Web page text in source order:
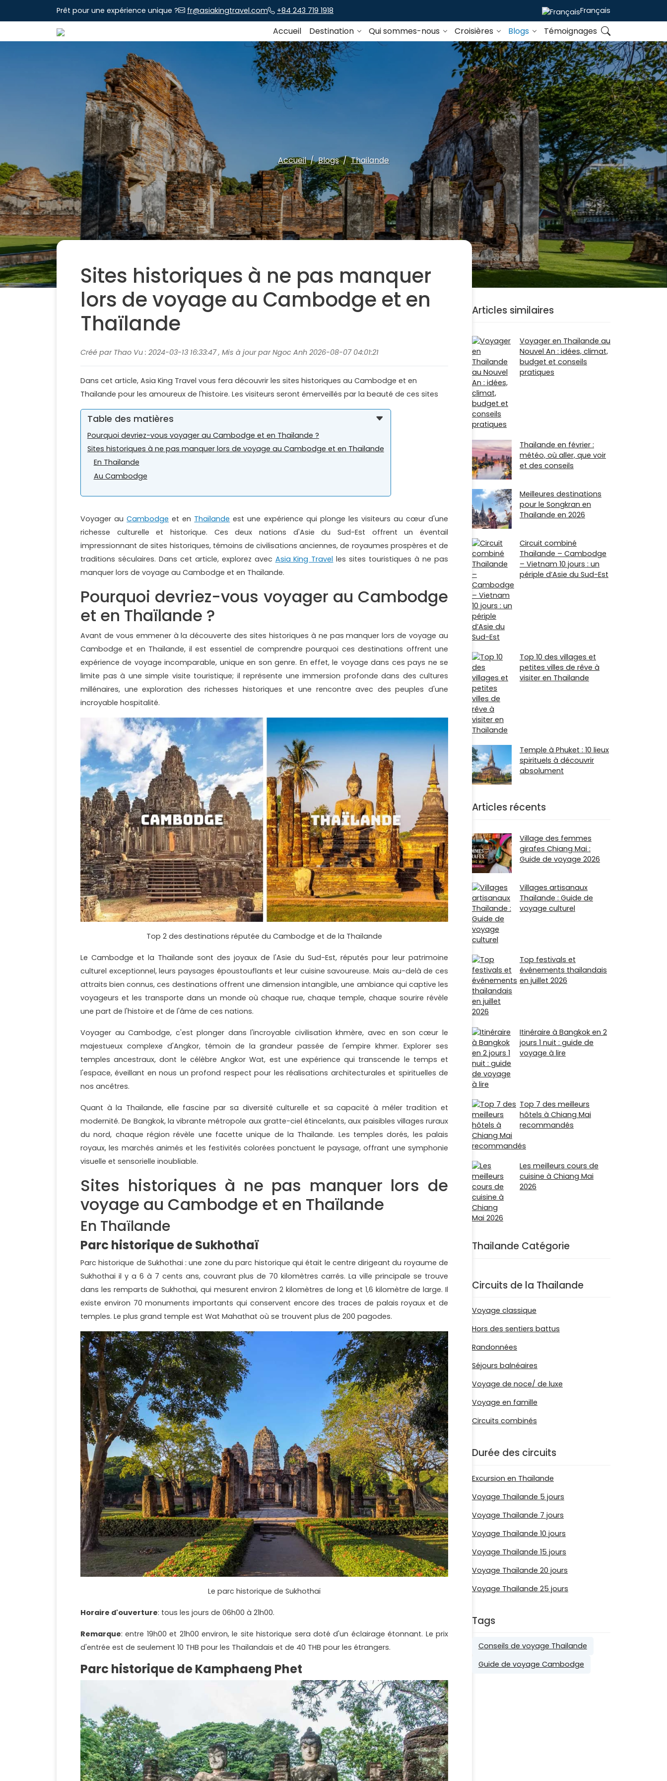
Prêt pour une expérience unique ? fr@asiakingtravel.com +84 243 719 1918 Français
Accueil Destination Qui sommes-nous Croisières Blogs Témoignages
Accueil Blogs Thailande
Sites historiques à ne pas manquer
lors de voyage au Cambodge et en
Thaïlande
Créé par Thao Vu : 2024-03-13 16:33:47 , Mis à jour par Ngoc Anh 2026-08-07 04:01:21
Dans cet article, Asia King Travel vous fera découvrir les sites historiques au Cambodge et en
Thaïlande pour les amoureux de l'histoire. Les visiteurs seront émerveillés par la beauté de ces sites
Table des matières
Pourquoi devriez-vous voyager au Cambodge et en Thaïlande ?
Sites historiques à ne pas manquer lors de voyage au Cambodge et en Thaïlande
En Thaïlande
Au Cambodge
Voyager auCambodge et en Thaïlande est une expérience qui plonge les visiteurs au cœur d'une
richesse culturelle et historique. Ces deux nations d'Asie du Sud-Est offrent un éventail
impressionnant de sites historiques, témoins de civilisations anciennes, de royaumes prospères et de
traditions séculaires. Dans cet article, explorez avec Asia King Travel les sites touristiques à ne pas
manquer lors de voyage au Cambodge et en Thaïlande.
Pourquoi devriez-vous voyager au Cambodge
et en Thaïlande ?
Avant de vous emmener à la découverte des sites historiques à ne pas manquer lors de voyage au
Cambodge et en Thaïlande, il est essentiel de comprendre pourquoi ces destinations offrent une
expérience de voyage incomparable, unique en son genre. En effet, le voyage dans ces pays ne se
limite pas à une simple visite touristique; il représente une immersion profonde dans des cultures
millénaires, une exploration des richesses historiques et une rencontre avec des peuples d'une
incroyable hospitalité.
Top 2 des destinations réputée du Cambodge et de la Thaïlande
Le Cambodge et la Thaïlande sont des joyaux de l'Asie du Sud-Est, réputés pour leur patrimoine
culturel exceptionnel, leurs paysages époustouflants et leur cuisine savoureuse. Mais au-delà de ces
attraits bien connus, ces destinations offrent une dimension intangible, une ambiance qui captive les
voyageurs et les transporte dans un monde où chaque rue, chaque temple, chaque sourire révèle
une part de l'histoire et de l'âme de ces nations.
Voyager au Cambodge, c'est plonger dans l'incroyable civilisation khmère, avec en son cœur le
majestueux complexe d'Angkor, témoin de la grandeur passée de l'empire khmer. Explorer ses
temples ancestraux, dont le célèbre Angkor Wat, est une expérience qui transcende le temps et
l'espace, éveillant en nous un profond respect pour les réalisations architecturales et spirituelles de
nos ancêtres.
Quant à la Thaïlande, elle fascine par sa diversité culturelle et sa capacité à mêler tradition et
modernité. De Bangkok, la vibrante métropole aux gratte-ciel étincelants, aux paisibles villages ruraux
du nord, chaque région révèle une facette unique de la Thaïlande. Les temples dorés, les palais
royaux, les marchés animés et les festivités colorées ponctuent le paysage, offrant une symphonie
visuelle et sensorielle inoubliable.
Sites historiques à ne pas manquer lors de
voyage au Cambodge et en Thaïlande
En Thaïlande
Parc historique de Sukhothaï
Parc historique de Sukhothai : une zone du parc historique qui était le centre dirigeant du royaume de
Sukhothai il y a 6 à 7 cents ans, couvrant plus de 70 kilomètres carrés. La ville principale se trouve
dans les remparts de Sukhothai, qui mesurent environ 2 kilomètres de long et 1,6 kilomètre de large. Il
existe environ 70 monuments importants qui conservent encore des traces de palais royaux et de
temples. Le plus grand temple est Wat Mahathat où se trouvent plus de 200 pagodes.
Le parc historique de Sukhothaï
Horaire d'ouverture: tous les jours de 06h00 à 21h00.
Remarque: entre 19h00 et 21h00 environ, le site historique sera doté d'un éclairage étonnant. Le prix
d'entrée est de seulement 10 THB pour les Thaïlandais et de 40 THB pour les étrangers.
Parc historique de Kamphaeng Phet
Articles similaires
Voyager en Thaïlande au
Nouvel An : idées, climat,
budget et conseils
pratiques
Thaïlande en février :
météo, où aller, que voir
et des conseils
Meilleures destinations
pour le Songkran en
Thailande en 2026
Circuit combiné
Thaïlande – Cambodge
– Vietnam 10 jours : un
périple d’Asie du Sud-Est
Top 10 des villages et
petites villes de rêve à
visiter en Thaïlande
Temple à Phuket : 10 lieux
spirituels à découvrir
absolument
Articles récents
Village des femmes
girafes Chiang Mai :
Guide de voyage 2026
Villages artisanaux
Thaïlande : Guide de
voyage culturel
Top festivals et
événements thaïlandais
en juillet 2026
Itinéraire à Bangkok en 2
jours 1 nuit : guide de
voyage à lire
Top 7 des meilleurs
hôtels à Chiang Mai
recommandés
Les meilleurs cours de
cuisine à Chiang Mai
2026
Thailande Catégorie
Circuits de la Thailande
Voyage classique
Hors des sentiers battus
Randonnées
Séjours balnéaires
Voyage de noce/ de luxe
Voyage en famille
Circuits combinés
Durée des circuits
Excursion en Thaïlande
Voyage Thaïlande 5 jours
Voyage Thaïlande 7 jours
Voyage Thaïlande 10 jours
Voyage Thaïlande 15 jours
Voyage Thaïlande 20 jours
Voyage Thailande 25 jours
Tags
Conseils de voyage Thailande
Guide de voyage Cambodge